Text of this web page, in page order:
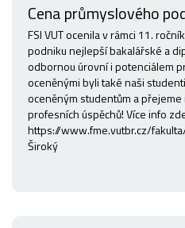
Cena průmyslového
FSI VUT ocenila v rámci 11.
podniku nejlepší bakalářské a
odbornou úrovní i potenciálem
oceněnými byli také naši
oceněným studentům a
profesních úspěchů! Více info
https://www.fme.vutbr.cz/
Široký